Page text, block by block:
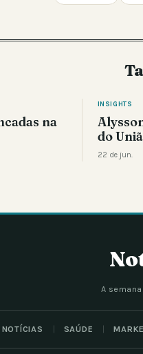
na
INSIGHTS
do
22 de jun.
A
NOTÍCIAS SAÚDE